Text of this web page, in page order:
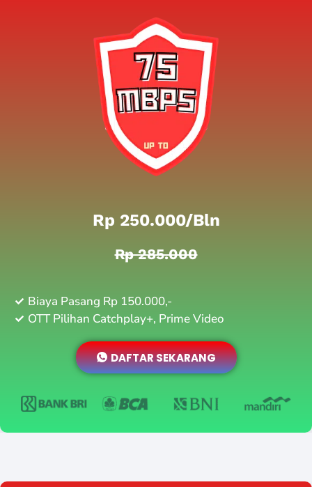
Rp 250.000/bln
Rp 285.000
Biaya Pasang Rp 150.000,-
OTT Pilihan Catchplay+, Prime Video
DAFTAR SEKARANG